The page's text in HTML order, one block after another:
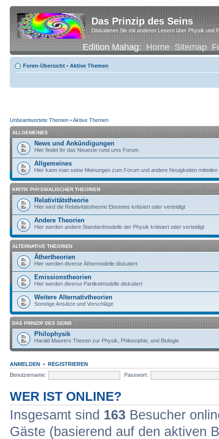
Das Prinzip des Seins
Diskutieren Sie mit anderen Lesern über Physik und
Edition Mahag:Home Sitemap
Foren-Übersicht • Aktive Themen
Unbeantwortete Themen •Aktive Themen
ALLGEMEINES
News und Ankündigungen
Hier findet ihr das Neueste rund ums Forum
Allgemeines
Hier kann man seine Meinungen zum Forum und andere Neuigkeiten mitteilen
KRITIK PHYSIKALISCHER THEORIEN
Relativitätstheorie
Hier wird die Relativitätstheorie Einsteins kritisiert oder verteidigt
Andere Theorien
Hier werden andere Standardmodelle der Physik kritisiert oder verteidigt
ALTERNATIVE THEORIEN
Äthertheorien
Hier werden diverse Äthermodelle diskutiert
Emissionstheorien
Hier werden diverse Partikelmodelle diskutiert
Weitere Alternativtheorien
Sonstige Ansätze und Vorschläge
DAS PRINZIP DES SEINS
Philophysik
Harald Maurers Thesen zur Physik, Philosophie, und Biologie
ANMELDEN • REGISTRIEREN
Benutzername:
Passwort:
WER IST ONLINE?
Insgesamt sind 163 Besucher
Gäste (basierend auf den aktiven